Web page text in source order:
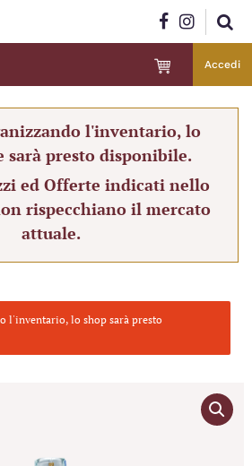
Accedi
l'inventario, lo
sarà presto disponibile.
ed Offerte indicati nello
rispecchiano il mercato
attuale.
l'inventario, lo shop sarà presto